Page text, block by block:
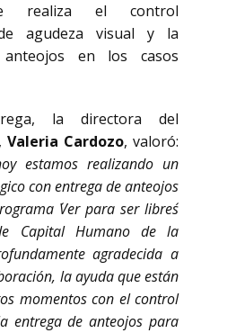
realiza el control
agudeza visual y la
anteojos en los casos
la directora del
Valeria Cardozo, valoró:
estamos realizando un
con entrega de anteojos
´Ver para ser libres´
Capital Humano de la
agradecida a
la ayuda que están
momentos con el control
entrega de anteojos para